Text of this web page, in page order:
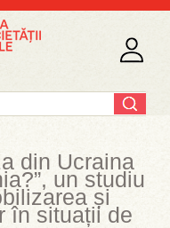
din Ucraina
un studiu
și
în situații de